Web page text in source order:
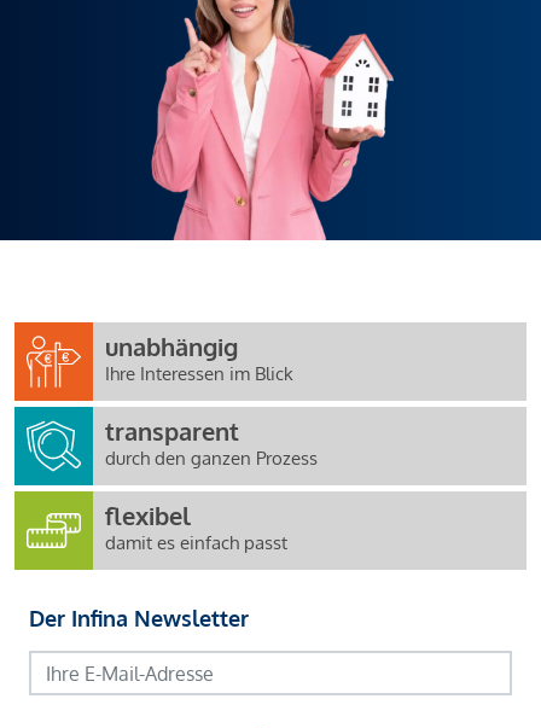
unabhängig
Ihre Interessen im Blick
transparent
durch den ganzen Prozess
flexibel
damit es einfach passt
Der Infina Newsletter